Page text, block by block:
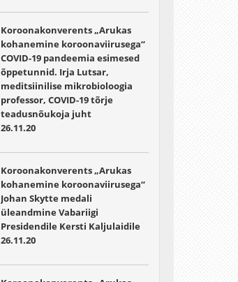
Koroonakonverents „Arukas
kohanemine koroonaviirusega“
COVID-19 pandeemia esimesed
õppetunnid. Irja Lutsar,
meditsiinilise mikrobioloogia
professor, COVID-19 tõrje
teadusnõukoja juht
26.11.20
Koroonakonverents „Arukas
kohanemine koroonaviirusega“
Johan Skytte medali
üleandmine Vabariigi
Presidendile Kersti Kaljulaidile
26.11.20